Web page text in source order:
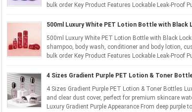
bulk order Key Product Features Lockable Leak-Proof
500ml Luxury White PET Lotion Bottle with Black
500ml Luxury White PET Lotion Bottle with Black
shampoo, body wash, conditioner and body lotion,
bulk order Key Product Features Lockable Leak-Proof
4 Sizes Gradient Purple PET Lotion & Toner
4 Sizes Gradient Purple PET Lotion & Toner Bottles
and clear dust cover, perfect for premium skincare
Luxury Gradient Purple Appearance From deep purple